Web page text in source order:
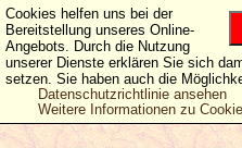
Cookies helfen uns bei der
Bereitstellung unseres Online-
Angebots. Durch die Nutzung
unserer Dienste erklären Sie sich
setzen. Sie haben auch die
Datenschutzrichtlinie ansehen
Weitere Informationen zu